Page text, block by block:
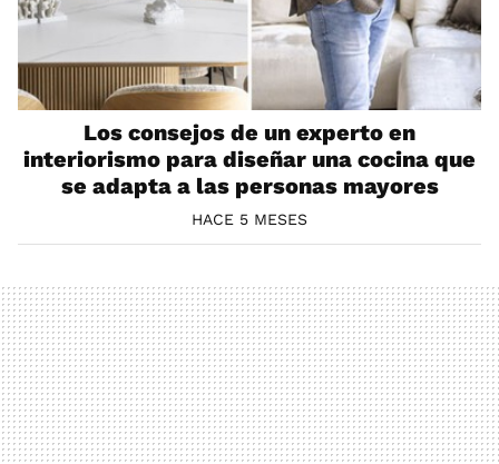
Los consejos de un experto en
interiorismo para diseñar una cocina que
se adapta a las personas mayores
HACE 5 MESES